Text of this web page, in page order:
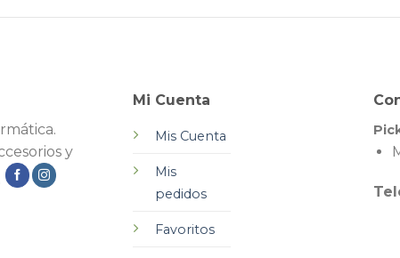
y
Mi Cuenta
Mis Cuenta
Mis
pedidos
Favoritos